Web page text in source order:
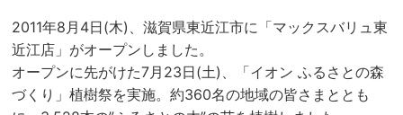
2011年8月4日(木)、滋賀県東近江市に「マックスバリュ東
近江店」がオープンしました。
オープンに先がけた7月23日(土)、「イオン ふるさとの森
づくり」植樹祭を実施。約360名の地域の皆さまととも